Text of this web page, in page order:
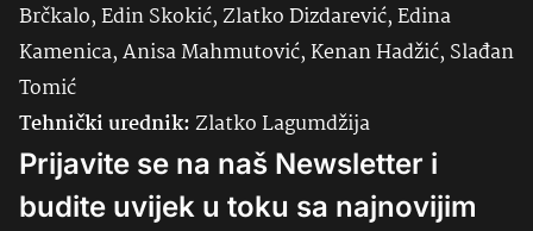
Brčkalo, Edin Skokić, Zlatko Dizdarević, Edina
Kamenica, Anisa Mahmutović, Kenan Hadžić, Slađan
Tomić
Tehnički urednik:Zlatko Lagumdžija
Prijavite se na naš Newsletter i
budite uvijek u toku sa najnovijim